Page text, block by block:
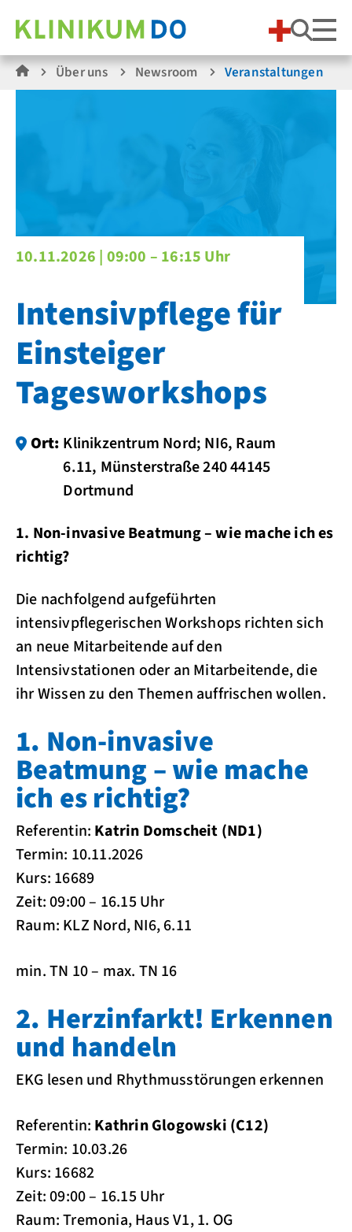
Über uns Newsroom Veranstaltungen
10.11.2026 | 09:00 – 16:15 Uhr
Intensivpflege für
Einsteiger
Tagesworkshops
Ort: Klinikzentrum Nord; NI6, Raum
6.11, Münsterstraße 240 44145
Dortmund
1. Non-invasive Beatmung – wie mache ich es
richtig?
Die nachfolgend aufgeführten
intensivpflegerischen Workshops richten sich
an neue Mitarbeitende auf den
Intensivstationen oder an Mitarbeitende, die
ihr Wissen zu den Themen auffrischen wollen.
1. Non-invasive
Beatmung – wie mache
ich es richtig?
Referentin: Katrin Domscheit (ND1)
Termin: 10.11.2026
Kurs: 16689
Zeit: 09:00 – 16.15 Uhr
Raum: KLZ Nord, NI6, 6.11
min. TN 10 – max. TN 16
2. Herzinfarkt! Erkennen
und handeln
EKG lesen und Rhythmusstörungen erkennen
Referentin: Kathrin Glogowski (C12)
Termin: 10.03.26
Kurs: 16682
Zeit: 09:00 – 16.15 Uhr
Raum: Tremonia, Haus V1, 1. OG